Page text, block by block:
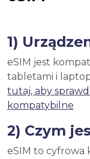
1)
eSIM jest
tabletami i
tutaj, aby
kompatybilne
2) Czym
eSIM to cyfrowa